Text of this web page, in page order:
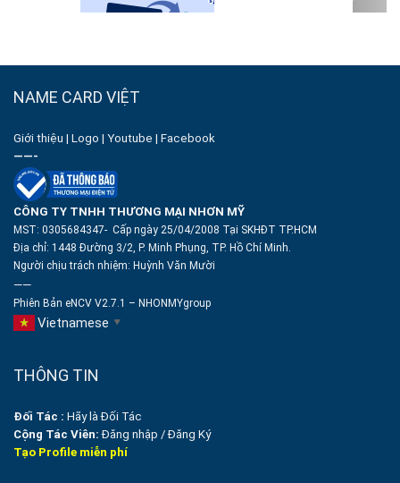
NAME CARD VIỆT
Giới thiệu | Logo | Youtube | Facebook
——-
CÔNG TY TNHH THƯƠNG MẠI NHƠN MỸ
MST: 0305684347- Cấp ngày 25/04/2008 Tại SKHĐT TP.HCM
Địa chỉ: 1448 Đường 3/2, P. Minh Phụng, TP. Hồ Chí Minh.
Người chịu trách nhiệm: Huỳnh Văn Mười
——
Phiên Bản eNCV V2.7.1 – NHONMYgroup
Vietnamese ▼
THÔNG TIN
Đối Tác : Hãy là Đối Tác
Cộng Tác Viên: Đăng nhập /Đăng Ký
Tạo Profile miễn phí